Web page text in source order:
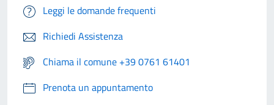
Leggi le domande frequenti
Richiedi Assistenza
Chiama il comune +39 0761 61401
Prenota un appuntamento